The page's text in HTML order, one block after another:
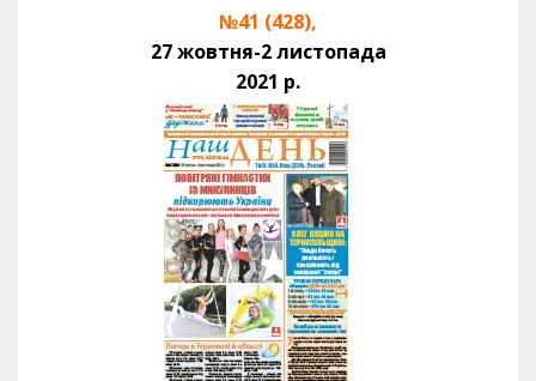
№41 (428),
27 жовтня-2 листопада
2021 р.